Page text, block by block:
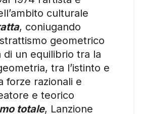
culturale
, coniugando
geometrico
di un equilibrio tra la
tra l’istinto e
forze razionali e
e teorico
totale, Lanzione